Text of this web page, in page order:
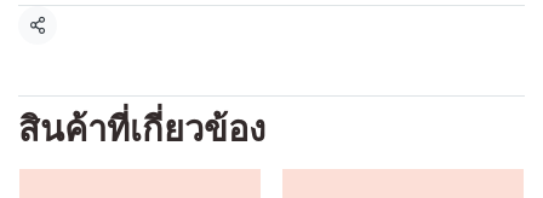
แชร์
สินค้าที่เกี่ยวข้อง